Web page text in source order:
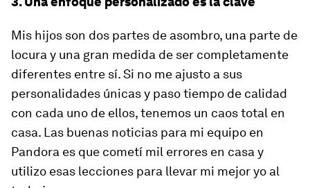
Mis hijos son dos partes de asombro, una parte de
locura y una gran medida de ser completamente
diferentes entre sí. Si no me ajusto a sus
personalidades únicas y paso tiempo de calidad
con cada uno de ellos, tenemos un caos total en
casa. Las buenas noticias para mi equipo en
Pandora es que cometí mil errores en casa y
utilizo esas lecciones para llevar mi mejor yo al